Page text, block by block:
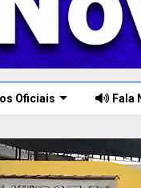
Oficiais Fala